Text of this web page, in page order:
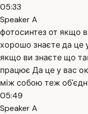
05:33
Speaker A
фотосинтез от якщо
хорошо знаєте да це
якщо ви знаєте що
працює Да це у вас
між собою теж
05:49
Speaker A